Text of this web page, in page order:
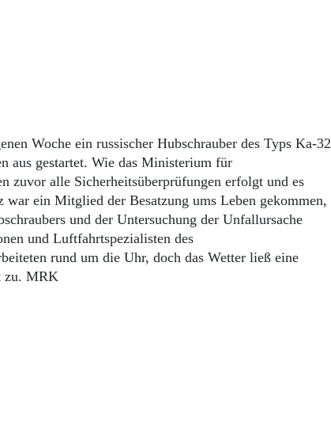
Woche ein russischer Hubschrauber des Typs Ka-32
aus gestartet. Wie das Ministerium für
zuvor alle Sicherheitsüberprüfungen erfolgt und es
war ein Mitglied der Besatzung ums Leben gekommen,
und der Untersuchung der Unfallursache
und Luftfahrtspezialisten des
rund um die Uhr, doch das Wetter ließ eine
zu. MRK